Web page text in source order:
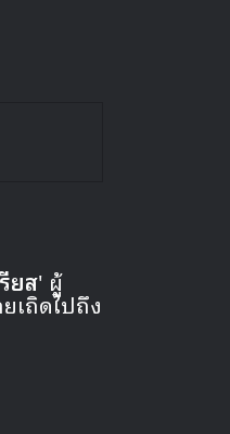
ยส' ผู้
เถิดไปถึง